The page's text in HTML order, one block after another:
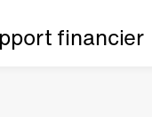
financier